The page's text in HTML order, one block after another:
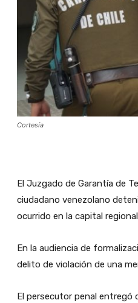
Cortesía
El Juzgado de Garantía de
ciudadano venezolano
ocurrido en la capital
En la audiencia de
delito de violación de una
El persecutor penal entregó